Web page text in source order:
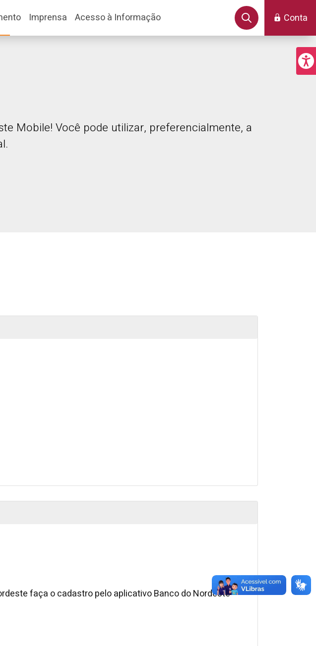
Conta
Imprensa Acesso à Informação
Mobile! Você pode utilizar, preferencialmente, a
faça o cadastro pelo aplicativo Banco do Nordeste